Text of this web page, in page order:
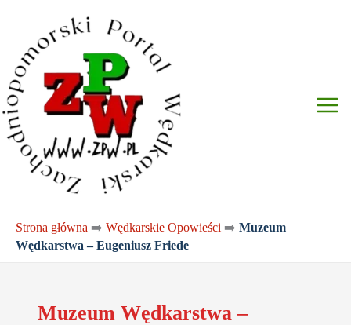
treści
Strona główna ➡️ Wędkarskie Opowieści ➡️ Muzeum
Wędkarstwa – Eugeniusz Friede
Muzeum Wędkarstwa –